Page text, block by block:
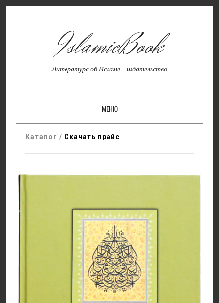
IslamicBook
Литература об Исламе - издательство
МЕНЮ
SKIP TO CONTENT
Каталог / Скачать прайс